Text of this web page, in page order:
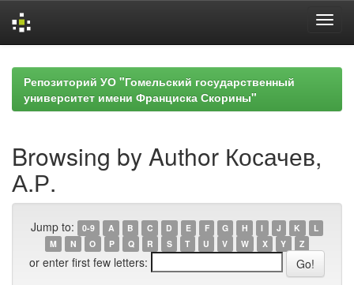
navigationРепозиторий УО "Гомельский государственный
университет имени Франциска Скорины"
Browsing by Author Косачев,
А.Р.
Jump to: 0-9 A B C D E F G H I J K
L
M
N O P Q R S T U V W X Y Z
or enter first few letters: